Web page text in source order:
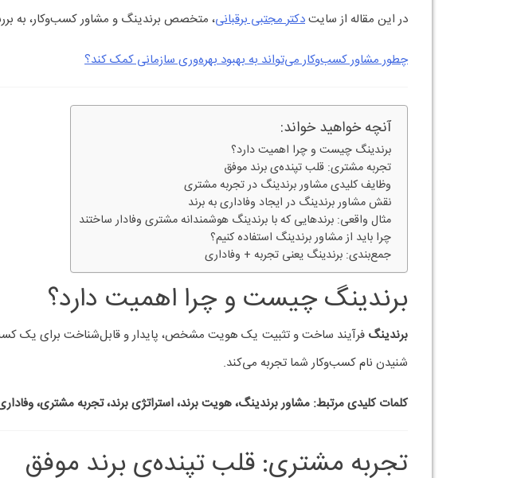
از فروش. برندهایی که تجربه‌ای مثبت، منسجم و احساسی برای مخاطب خود ایجاد
وظایف کلیدی مشاور برندینگ در تجربه
یکمشاور برندینگ حرفه‌ای
تحلیل نقاط تماس برند (Touchpoints)
اولین گام در طراحی تجربه کاربری، شناخت نقاط تماس مشتری با برند است؛ از
این نقاط را تحلیل کرده و کیفیت هر کدام را ارزیابی می‌کند.
طراحی پرسونای مشتری (Customer Persona)
با کمک داده‌های واقعی و تحلیل بازار، مشاور برندینگ پرسوناهایی از مشتریان هدف
برای خلق تجربه‌ای هدفمند و شخصی‌سازی‌شده حیاتی هستند.
3. ایجاد یک هویت برند منسجم
تجربه مشتری باید در تمام کانال‌ها یکپارچه باشد. لحن صدا، نوع گرافیک،
4. پایش و بهبود مستمر تجربه مشتری